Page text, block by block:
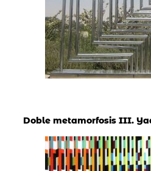
Doble metamorfosis III.